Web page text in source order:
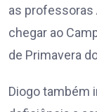
as professoras
chegar ao
de Primavera
Diogo também